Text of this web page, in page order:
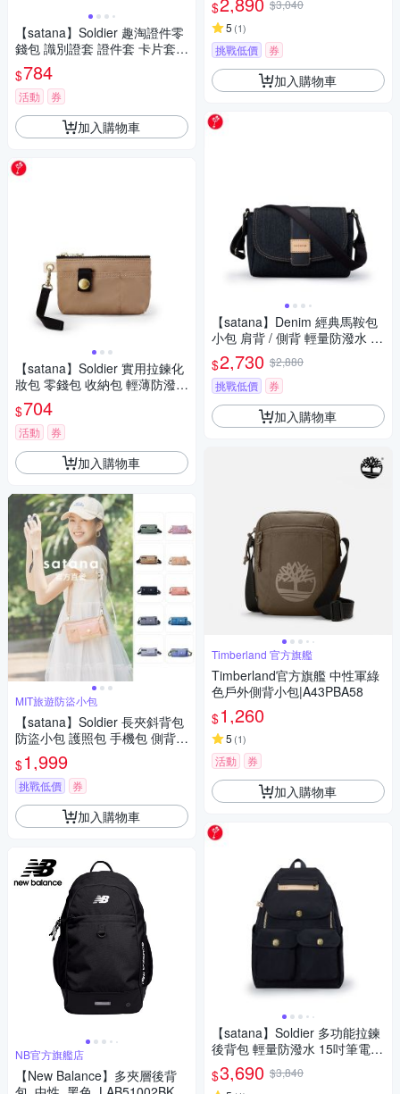
【satana】Soldier 趣淘證件零
錢包 識別證套 證件套 卡片套
輕薄防潑水 台灣製 SOS3205
- 靜謐灰
$784
活動 券
加入購物車
【satana】Soldier 實用拉鍊化
妝包 零錢包 收納包 輕薄防潑水
台灣製 SOS1395 - 摩卡慕斯
$704
活動 券
加入購物車
MIT旅遊防盜小包
【satana】Soldier 長夾斜背包
防盜小包 護照包 手機包 側背包
6.7吋手機 台灣製 SOS2555 -
多色
$1,999
挑戰低價 券
加入購物車
NB官方旗艦店
【New Balance】多夾層後背
花藍
$
$3,040
5 (1)
挑戰低價 券
加入購物車
【satana】Denim 經典馬鞍包
小包 肩背 / 側背 輕量防潑水 A
5適用 台灣製 SDNN0055 - 丹
寧黑
$2,730 $2,880
挑戰低價
券
加入購物車
Timberland 官方旗艦
Timberland官方旗艦 中性軍綠
色戶外側背小包|A43PBA58
$1,260
5 (1)
活動 券
加入購物車
【satana】Soldier 多功能拉鍊
後背包 輕量防潑水 15吋筆電
減壓背帶 台灣製 SOS1465 - 亮
黑
$3,690 $3,840